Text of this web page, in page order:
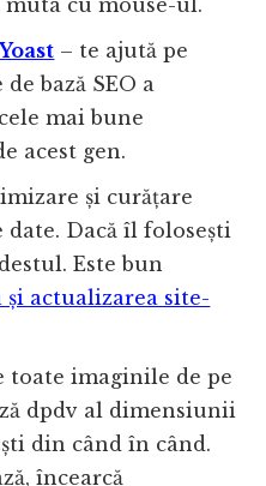
cu mouse-ul.
– te ajută pe
bază SEO a
mai bune
acest gen.
și curățare
date. Dacă îl folosești
Este bun
actualizarea site-
toate imaginile de pe
dpdv al dimensiunii
din când în când.
încearcă